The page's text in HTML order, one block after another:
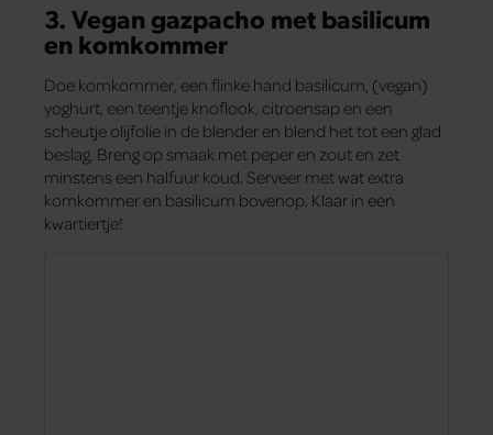
3. Vegan gazpacho met basilicum
en komkommer
Doe komkommer, een flinke hand basilicum, (vegan)
yoghurt, een teentje knoflook, citroensap en een
scheutje olijfolie in de blender en blend het tot een glad
beslag. Breng op smaak met peper en zout en zet
minstens een halfuur koud. Serveer met wat extra
komkommer en basilicum bovenop. Klaar in een
kwartiertje!